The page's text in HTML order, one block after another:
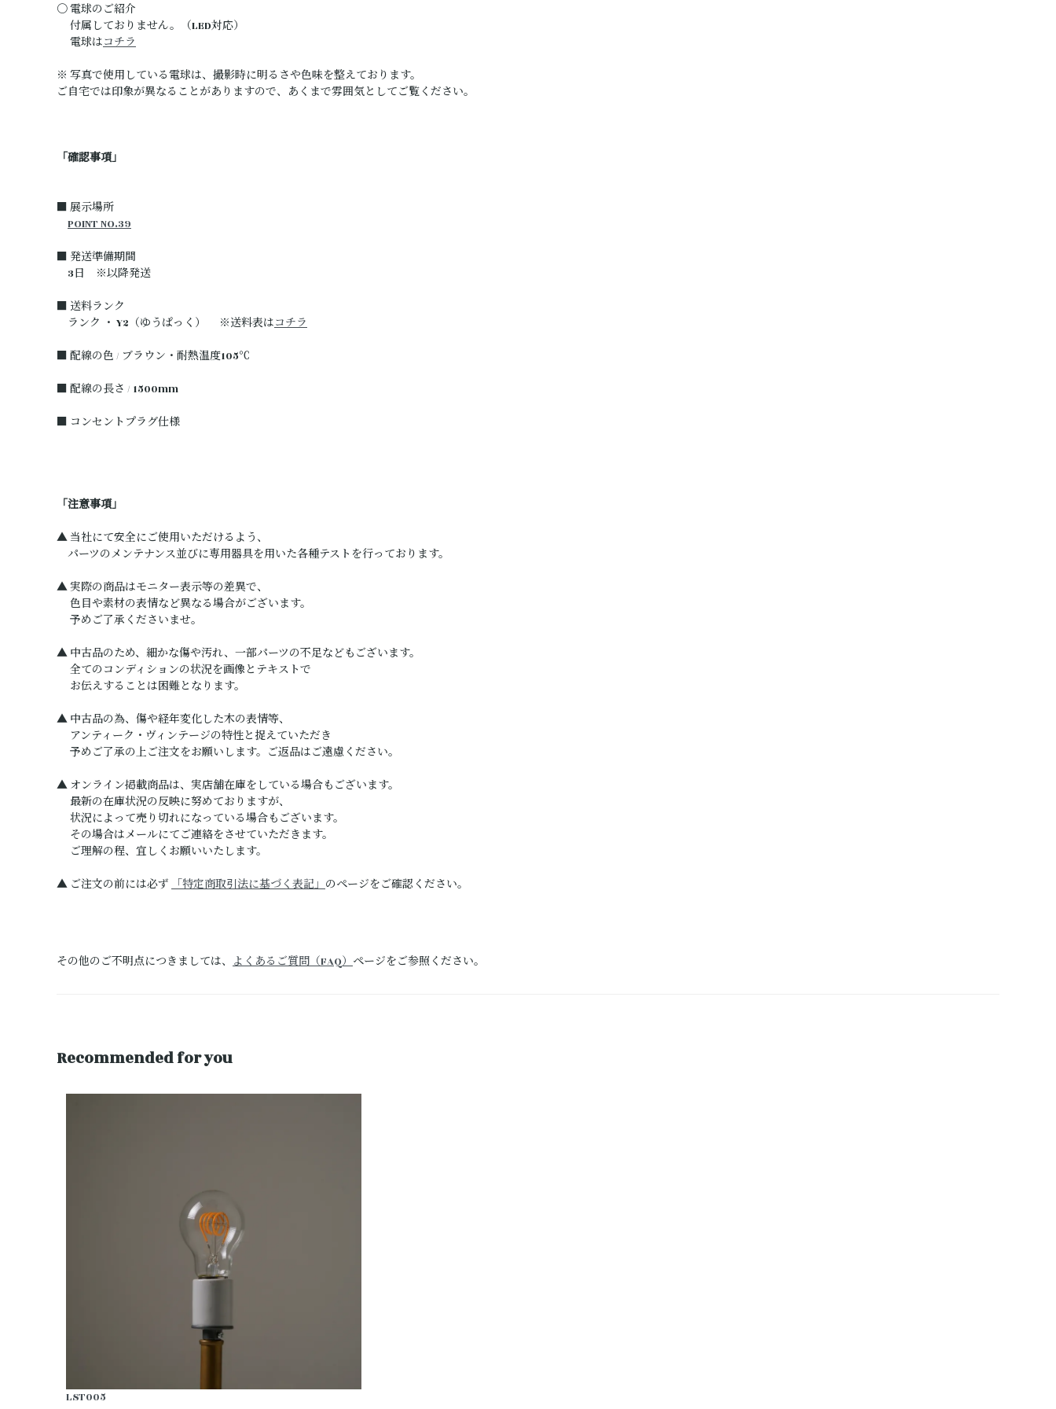
〇 電球のご紹介
付属しておりません。（LED対応）
電球はコチラ
※ 写真で使用している電球は、撮影時に明るさや色味を整えております。
ご自宅では印象が異なることがありますので、あくまで雰囲気としてご覧ください。
「確認事項」
■ 展示場所
POINT NO.39
■ 発送準備期間
3日 ※以降発送
■ 送料ランク
ランク ・ Y2（ゆうぱっく） ※送料表はコチラ
■ 配線の色 / ブラウン・耐熱温度105℃
■ 配線の長さ / 1500mm
■ コンセントプラグ仕様
「注意事項」
▲ 当社にて安全にご使用いただけるよう、
パーツのメンテナンス並びに専用器具を用いた各種テストを行っております。
▲ 実際の商品はモニター表示等の差異で、
色目や素材の表情など異なる場合がございます。
予めご了承くださいませ。
▲ 中古品のため、細かな傷や汚れ、一部パーツの不足などもございます。
全てのコンディションの状況を画像とテキストで
お伝えすることは困難となります。
▲ 中古品の為、傷や経年変化した木の表情等、
アンティーク・ヴィンテージの特性と捉えていただき
予めご了承の上ご注文をお願いします。ご返品はご遠慮ください。
▲ オンライン掲載商品は、実店舗在庫をしている場合もございます。
最新の在庫状況の反映に努めておりますが、
状況によって売り切れになっている場合もございます。
その場合はメールにてご連絡をさせていただきます。
ご理解の程、宜しくお願いいたします。
▲ ご注文の前には必ず 「特定商取引法に基づく表記」のページをご確認ください。
その他のご不明点につきましては、 よくあるご質問（FAQ）ページをご参照ください。
Recommended for you
LST005